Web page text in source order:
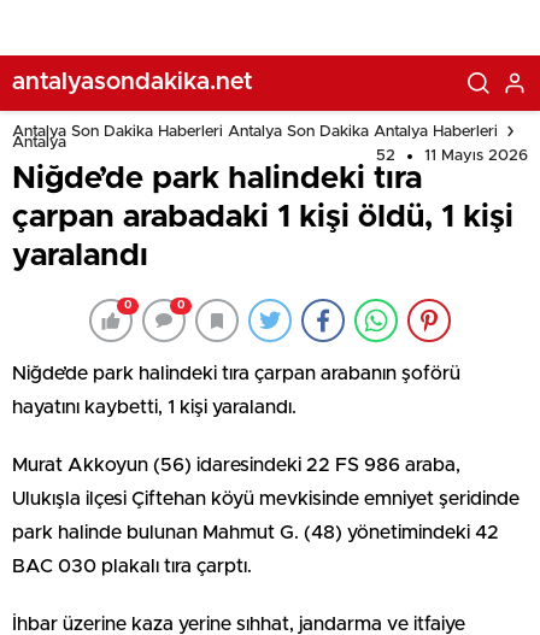
antalyasondakika.net
Antalya Son Dakika Haberleri Antalya Son Dakika Antalya Haberleri
Antalya
52
11 Mayıs 2026
Niğde’de park halindeki tıra
çarpan arabadaki 1 kişi öldü, 1 kişi
yaralandı
0 0
Niğde’de park halindeki tıra çarpan arabanın şoförü
hayatını kaybetti, 1 kişi yaralandı.
Murat Akkoyun (56) idaresindeki 22 FS 986 araba,
Ulukışla ilçesi Çiftehan köyü mevkisinde emniyet şeridinde
park halinde bulunan Mahmut G. (48) yönetimindeki 42
BAC 030 plakalı tıra çarptı.
İhbar üzerine kaza yerine sıhhat, jandarma ve itfaiye